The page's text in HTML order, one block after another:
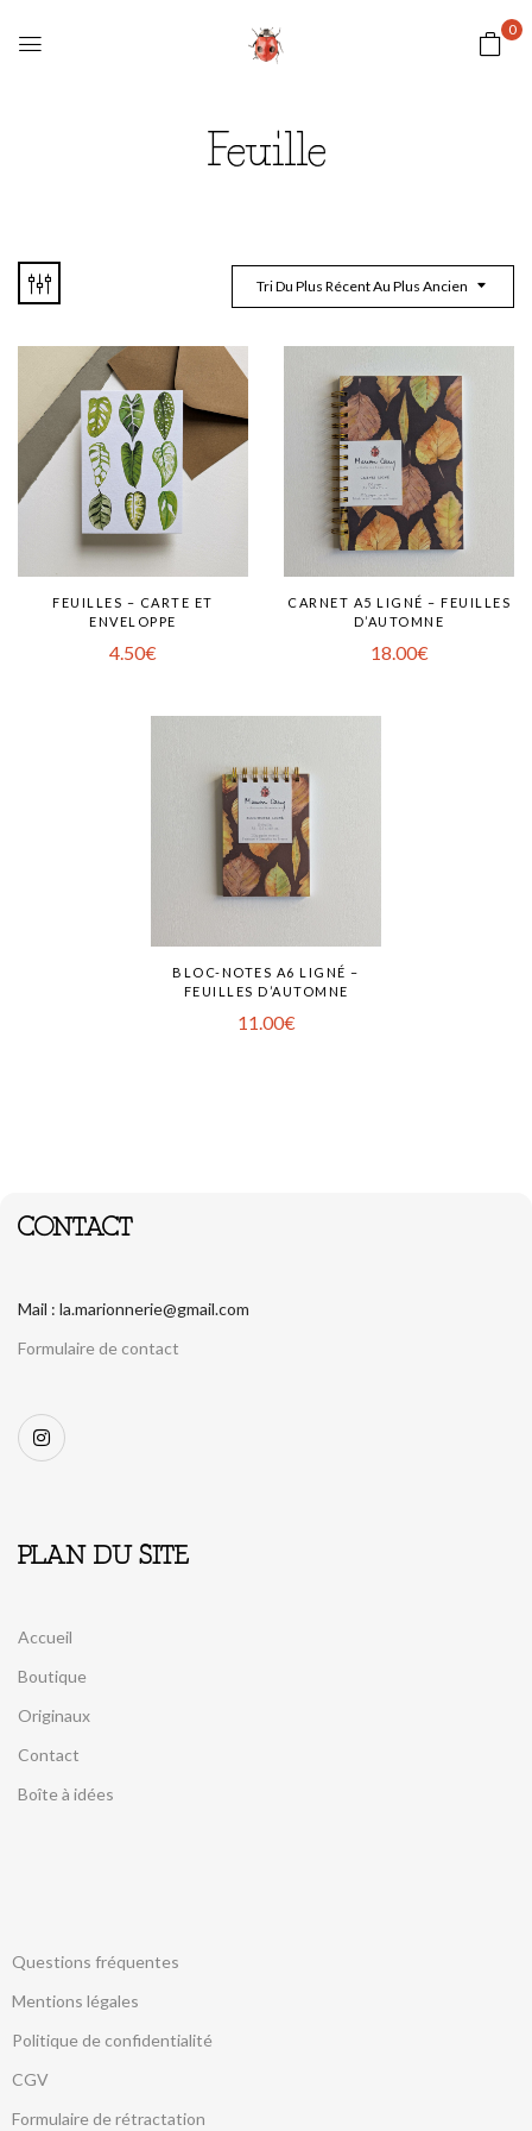
0
Feuille
Tri Du Plus Récent Au Plus Ancien
FEUILLES – CARTE ET
ENVELOPPE
4.50€
CARNET A5 LIGNÉ – FEUILLES
D’AUTOMNE
18.00€
BLOC-NOTES A6 LIGNÉ –
FEUILLES D’AUTOMNE
11.00€
CONTACT
Mail : la.marionnerie@gmail.com
Formulaire de contact
PLAN DU SITE
Accueil
Boutique
Originaux
Contact
Boîte à idées
Questions fréquentes
Mentions légales
Politique de confidentialité
CGV
Formulaire de rétractation